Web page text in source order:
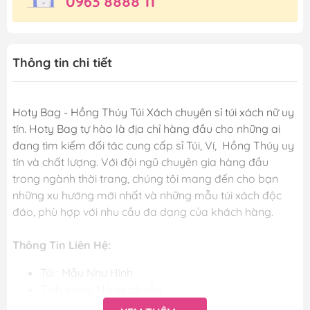
Thông tin chi tiết
Hoty Bag - Hồng Thúy Túi Xách chuyên sỉ túi xách nữ uy
tín. Hoty Bag tự hào là địa chỉ hàng đầu cho những ai
đang tìm kiếm đối tác cung cấp sỉ Túi, Ví, Hồng Thúy uy
tín và chất lượng. Với đội ngũ chuyên gia hàng đầu
trong ngành thời trang, chúng tôi mang đến cho bạn
những xu hướng mới nhất và những mẫu túi xách độc
đáo, phù hợp với nhu cầu đa dạng của khách hàng.
Thông Tin Liên Hệ:
Túi : Mẫu Như Hình
Kích thước: Kèm theo hình sản phẩm